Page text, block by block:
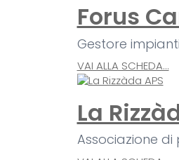
Forus
Gestore
VAI ALLA SCHEDA...
La
Associazione